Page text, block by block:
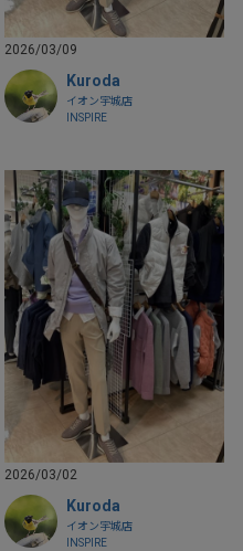
2026/03/09
Kuroda
イオン宇城店
INSPIRE
2026/03/02
Kuroda
イオン宇城店
INSPIRE